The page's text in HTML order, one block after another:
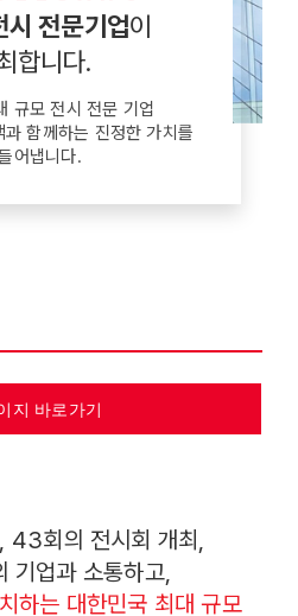
시 전문기업이
합니다.
규모 전시 전문 기업
함께하는 진정한 가치를
어냅니다.
지 바로가기
43회의 전시회 개최,
기업과 소통하고,
하는 대한민국 최대 규모